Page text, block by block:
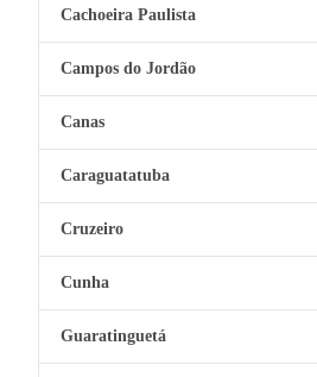
Cachoeira Paulista
Campos do Jordão
Canas
Caraguatatuba
Cruzeiro
Cunha
Guaratinguetá